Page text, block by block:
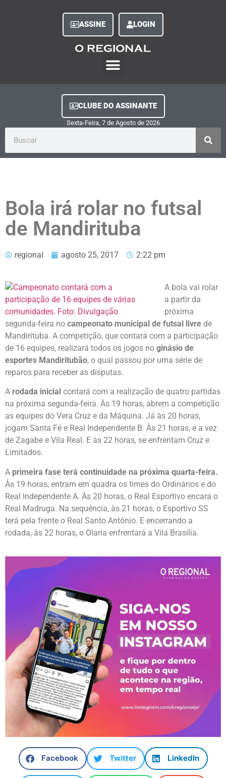
ASSINE LOGIN
CLUBE DO ASSINANTE
Sexta-Feira, 7de Agostode 2026
Bola irá rolar no futsal
de Mandirituba
regional agosto 25, 2017 2:22 pm
A bola vai rolar
a partir da
próxima
segunda-feira no campeonato municipal de futsal livre de
Mandirituba. A competição, que contará com a participação
de 16 equipes, realizará todos os jogos no ginásio de
esportes Mandiritubão, o qual passou por uma série de
reparos para receber as disputas.
A rodada inicial contará com a realização de quatro partidas
na próxima segunda-feira. Às 19 horas, abrem a competição
as equipes do Vera Cruz e da Máquina. Já às 20 horas,
jogam Santa Fé e Real Independente B. Às 21 horas, é a vez
de Zagabe e Vila Real. E às 22 horas, se enfrentam Cruz e
Limitados.
A primeira fase terá continuidade na próxima quarta-feira.
Às 19 horas, entram em quadra os times do Ordinários e do
Real Independente A. Às 20 horas, o Real Esportivo encara o
Real Madruga. Na sequência, às 21 horas, o Esportivo SS
terá pela frente o Real Santo Antônio. E encerrando a
rodada, às 22 horas, o Olaria enfrentará a Vila Brasília.
Facebook Twitter LinkedIn